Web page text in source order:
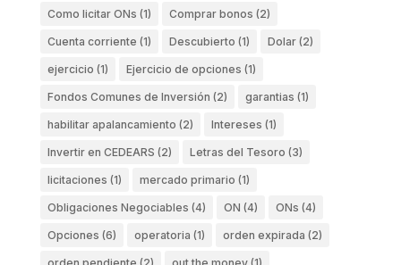
Como licitar ONs (1) Comprar bonos (2)
Cuenta corriente (1) Descubierto (1) Dolar(2)
ejercicio (1) Ejercicio de opciones (1)
Fondos Comunes de Inversión (2) garantias (1)
habilitar apalancamiento (2) Intereses (1)
Invertir en CEDEARS (2) Letras del Tesoro (3)
licitaciones (1) mercado primario (1)
Obligaciones Negociables (4) ON (4) ONs (4)
Opciones (6) operatoria (1) orden expirada (2)